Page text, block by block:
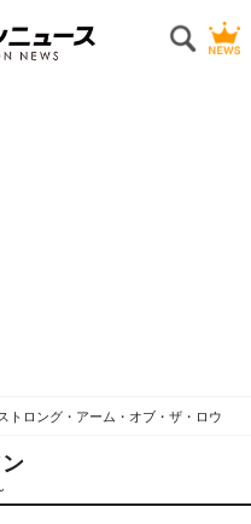
トロング・アーム・オブ・ザ・ロウ